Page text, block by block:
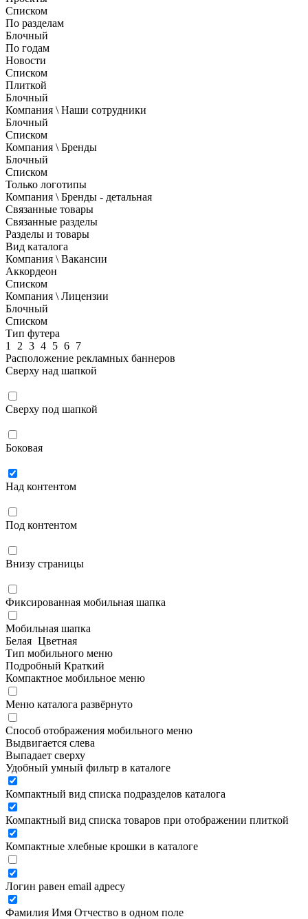
Списком
По разделам
Блочный
По годам
Новости
Списком
Плиткой
Блочный
Компания \ Наши сотрудники
Блочный
Списком
Компания \ Бренды
Блочный
Списком
Только логотипы
Компания \ Бренды - детальная
Связанные товары
Связанные разделы
Разделы и товары
Вид каталога
Компания \ Вакансии
Аккордеон
Списком
Компания \ Лицензии
Блочный
Списком
Тип футера
1
2 3 4 5 6 7
Расположение рекламных баннеров
Сверху над шапкой
Сверху под шапкой
Боковая
Над контентом
Под контентом
Внизу страницы
Фиксированная мобильная шапка
Мобильная шапка
Белая Цветная
Тип мобильного меню
Подробный Краткий
Компактное мобильное меню
Меню каталога развёрнуто
Способ отображения мобильного меню
Выдвигается слева
Выпадает сверху
Удобный умный фильтр в каталоге
Компактный вид списка подразделов каталога
Компактный вид списка товаров при отображении плиткой
Компактные хлебные крошки в каталоге
Логин равен email адресу
Фамилия Имя Отчество в одном поле